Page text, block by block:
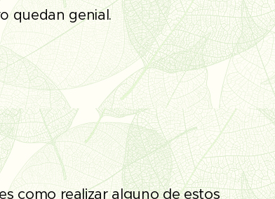
quedan genial.
como realizar alguno de estos